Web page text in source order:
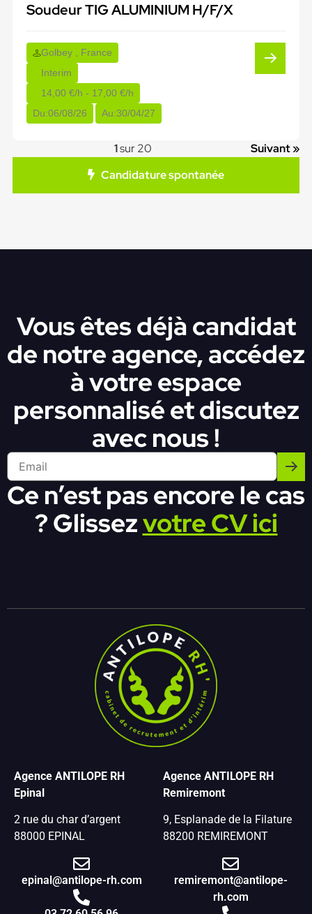
Soudeur TIG ALUMINIUM H/F/X
Golbey , France
Interim
14,00 €/h - 17,00 €/h
Du:06/08/26 Au:30/04/27
1sur 20
Suivant »
Candidature spontanée
Vous êtes déjà candidat
de notre agence, accédez
à votre espace
personnalisé et discutez
avec nous !
Ce n’est pas encore le cas
? Glissezvotre CV ici
Agence ANTILOPE RH
Epinal
2 rue du char d’argent
88000 EPINAL
epinal@antilope-rh.com
Agence ANTILOPE RH
Remiremont
9, Esplanade de la Filature
88200 REMIREMONT
remiremont@antilope-
rh.com